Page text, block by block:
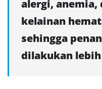
alergi, anemia,
kelainan
sehingga
dilakukan